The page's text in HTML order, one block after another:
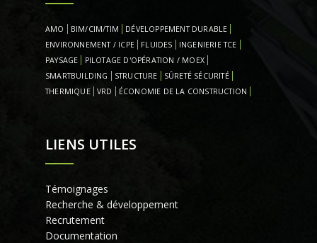
AMO BIM/CIM/TIM
DÉVELOPPEMENT DURABLE
ENVIRONNEMENT / ICPE
FLUIDES
INGENIERIE TCE
PAYSAGE
PILOTAGE D'OPÉRATION / MOEX
SMARTBUILDING
STRUCTURE
SÛRETÉ SÉCURITÉ
THERMIQUE
VRD ÉCONOMIE DE LA CONSTRUCTION
LIENS UTILES
Témoignages
Recherche & développement
Recrutement
Documentation